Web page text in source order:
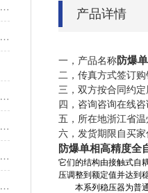
产品详情
一，产品名称防爆
二，传真方式签订
三，双方按合同约
四，咨询咨询在线
五，所在地浙江省
六，发货期限自买
防爆单相高精度全
它们的结构由接触式自
压调整到额定值并达到
本系列稳压器为普通